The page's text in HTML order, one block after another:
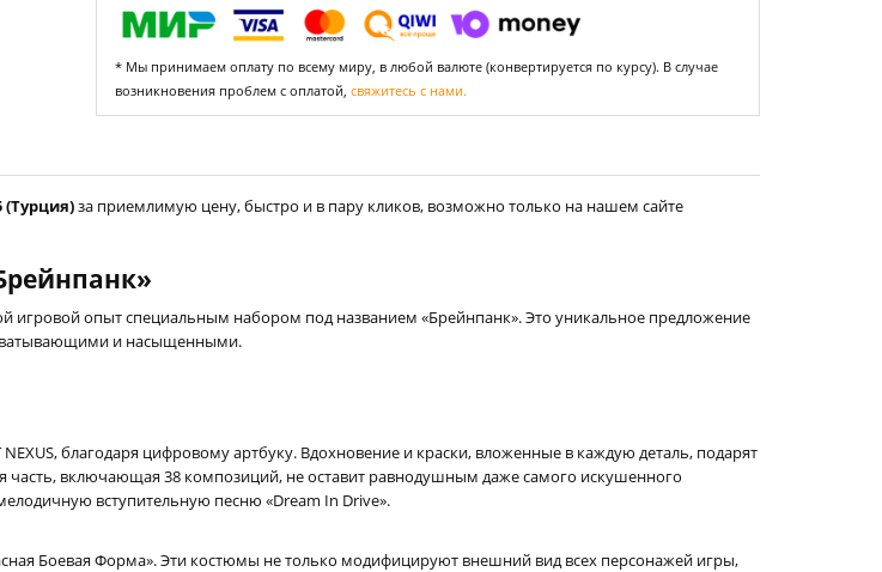
* Мы принимаем оплату по всему миру, в любой валюте (конвертируется по курсу). В случае
возникновения проблем с оплатой, свяжитесь с нами.
(Турция)за приемлимую цену, быстро и в пару кликов, возможно только на нашем сайте
игровой опыт специальным набором под названием «Брейнпанк». Это уникальное предложение
и насыщенными.
благодаря цифровому артбуку. Вдохновение и краски, вложенные в каждую деталь, подарят
включающая 38 композиций, не оставит равнодушным даже самого искушенного
вступительную песню «Dream In Drive».
Боевая Форма». Эти костюмы не только модифицируют внешний вид всех персонажей игры,